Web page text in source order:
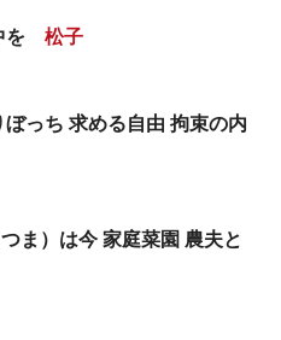
を 松子
っち 求める自由 拘束の内
ま）は今 家庭菜園 農夫と